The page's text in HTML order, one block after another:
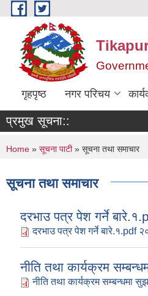
Skip to main content
गृहपृष्ठ नगर परिचय
प्रमुख सूचना::
You are here
Home » सूचना पाटी» सूचना तथा समाचार
सूचना तथा समाचार
दरभाउ पत्र पेश गर्ने
दरभाउ पत्र पेश गर्ने बारे.१.pdf
नीति तथा कार्यक्रम
नीति तथा कार्यक्रम सम्बन्धमा